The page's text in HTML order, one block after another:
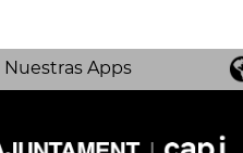
Nuestras Apps